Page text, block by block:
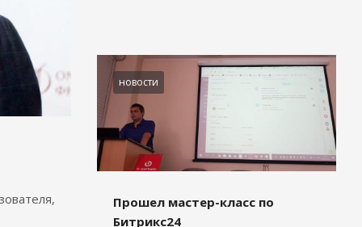
новости
Прошел мастер-класс по
Битрикс24